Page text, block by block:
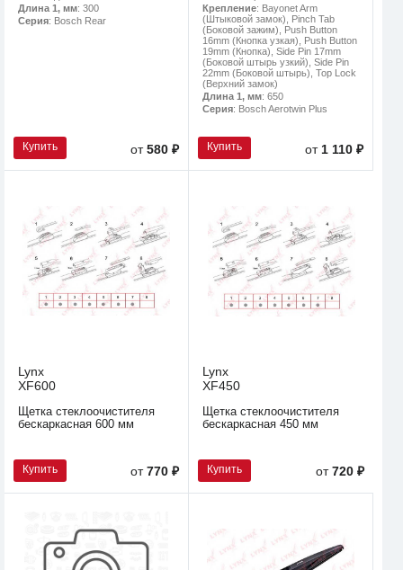
Длина 1, мм: 300
Серия: Bosch Rear
Купить от580 ₽
Крепление: Bayonet Arm
(Штыковой замок), Pinch Tab
(Боковой зажим), Push Button
16mm (Кнопка узкая), Push Button
19mm (Кнопка), Side Pin 17mm
(Боковой штырь узкий), Side Pin
22mm (Боковой штырь), Top Lock
(Верхний замок)
Длина 1, мм: 650
Серия: Bosch Aerotwin Plus
Купить от 1 110 ₽
Lynx
XF600
Щетка стеклоочистителя
бескаркасная 600 мм
Купить от770 ₽
Lynx
XF450
Щетка стеклоочистителя
бескаркасная 450 мм
Купить от720 ₽